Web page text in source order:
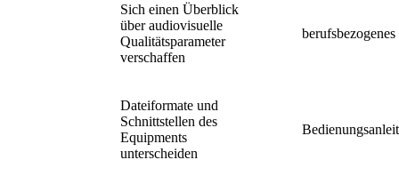
Sich einen Überblick
über audiovisuelle
Qualitätsparameter
verschaffen
Dateiformate und
Schnittstellen des
Equipments
unterscheiden